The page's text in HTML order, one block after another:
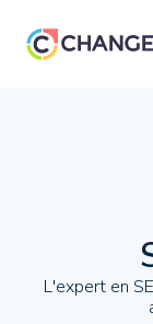
L'expert en